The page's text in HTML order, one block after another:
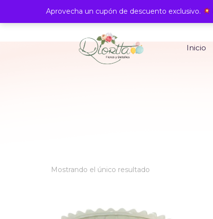
Inicio
Mostrando el único resultado
Aprovecha un cupón de descuento exclusivo.